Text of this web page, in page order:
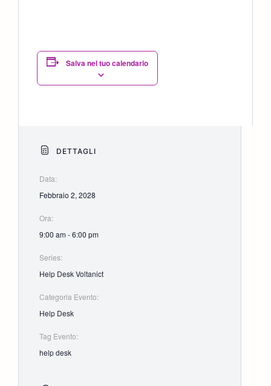
Salva nel tuo calendario
DETTAGLI
Data:
Febbraio 2, 2028
Ora:
9:00 am - 6:00 pm
Series:
Help Desk Voltanict
Categoria Evento:
Help Desk
Tag Evento:
help desk